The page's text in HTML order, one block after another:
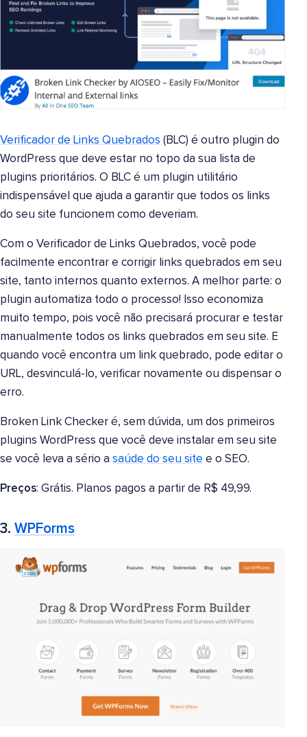
Verificador de Links Quebrados (BLC) é outro plugin do
WordPress que deve estar no topo da sua lista de
plugins prioritários. O BLC é um plugin utilitário
indispensável que ajuda a garantir que todos os links
do seu site funcionem como deveriam.
Com o Verificador de Links Quebrados, você pode
facilmente encontrar e corrigir links quebrados em seu
site, tanto internos quanto externos. A melhor parte: o
plugin automatiza todo o processo! Isso economiza
muito tempo, pois você não precisará procurar e testar
manualmente todos os links quebrados em seu site. E
quando você encontra um link quebrado, pode editar o
URL, desvinculá-lo, verificar novamente ou dispensar o
erro.
Broken Link Checker é, sem dúvida, um dos primeiros
plugins WordPress que você deve instalar em seu site
se você leva a sério a saúde do seu site e o SEO.
Preços: Grátis. Planos pagos a partir de R$ 49,99.
3. WPForms